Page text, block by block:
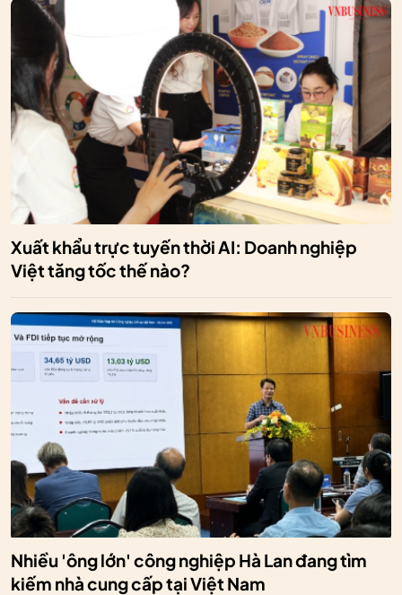
Xuất khẩu trực tuyến thời AI: Doanh nghiệp
Việt tăng tốc thế nào?
Nhiều 'ông lớn' công nghiệp Hà Lan đang tìm
kiếm nhà cung cấp tại Việt Nam